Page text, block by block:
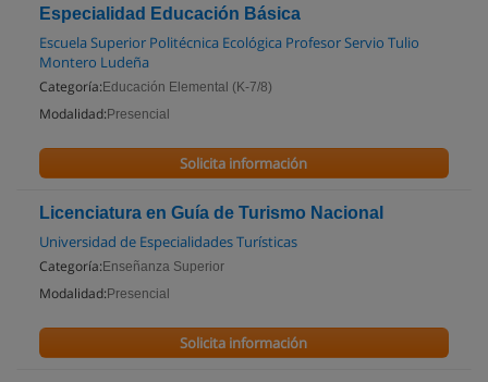
Especialidad Educación Básica
Escuela Superior Politécnica Ecológica Profesor Servio Tulio
Montero Ludeña
Categoría: Educación Elemental (K-7/8)
Modalidad: Presencial
Solicita información
Licenciatura en Guía de Turismo Nacional
Universidad de Especialidades Turísticas
Categoría: Enseñanza Superior
Modalidad: Presencial
Solicita información